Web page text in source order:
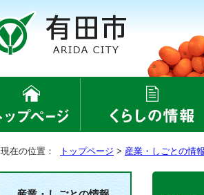
現在の位置： トップページ > 産業・しごとの情報